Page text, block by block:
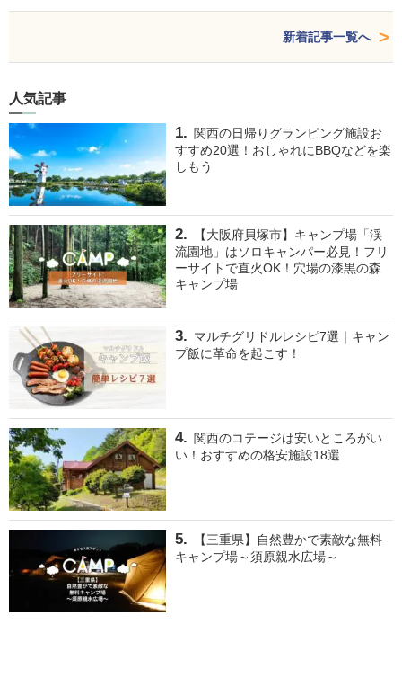
新着記事一覧へ
人気記事
関西の日帰りグランピング施設お
すすめ20選！おしゃれにBBQなどを楽
しもう
【大阪府貝塚市】キャンプ場「渓
流園地」はソロキャンパー必見！フリ
ーサイトで直火OK！穴場の漆黒の森
キャンプ場
マルチグリドルレシピ7選｜キャン
プ飯に革命を起こす！
関西のコテージは安いところがい
い！おすすめの格安施設18選
【三重県】自然豊かで素敵な無料
キャンプ場～須原親水広場～